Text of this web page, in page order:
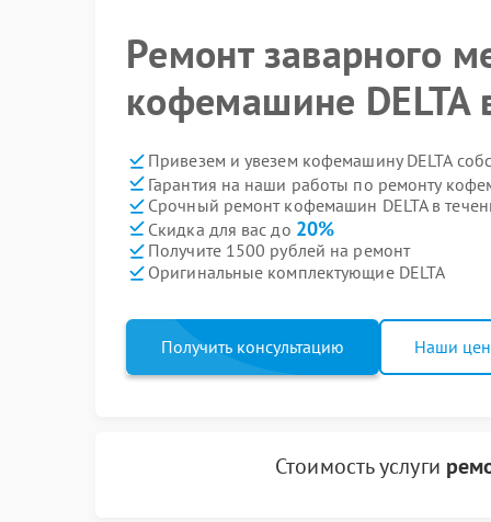
Ремонт заварного
кофемашине DELTA
Привезем и увезем кофемашину DELTA
Гарантия на наши работы по ремонту
Срочный ремонт кофемашин DELTA в
Скидка для вас до 20%
Получите 1500 рублей на ремонт
Оригинальные комплектующие DELTA
Получить консультацию Наши
Стоимость услуги